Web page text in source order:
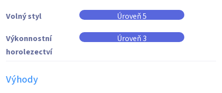
Volný styl Úroveň 5
Výkonnostní
horolezectví
Úroveň 3
Výhody